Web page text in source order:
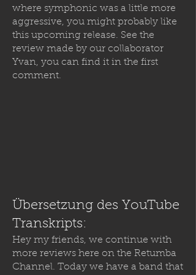
where symphonic was a little more
aggressive, you might probably like
this upcoming release. See the
review made by our collaborator
Yvan, you can find it in the first
comment.
Übersetzung des YouTube
Transkripts:
Hey my friends, we continue with
more reviews here on the Retumba
Channel. Today we have a band that